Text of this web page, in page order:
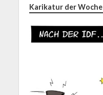
Karikatur der Woche